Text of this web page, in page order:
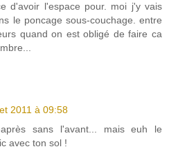
d'avoir l'espace pour. moi j'y vais
le poncage sous-couchage. entre
quand on est obligé de faire ca
2011 à 09:58
sans l'avant... mais euh le
avec ton sol !